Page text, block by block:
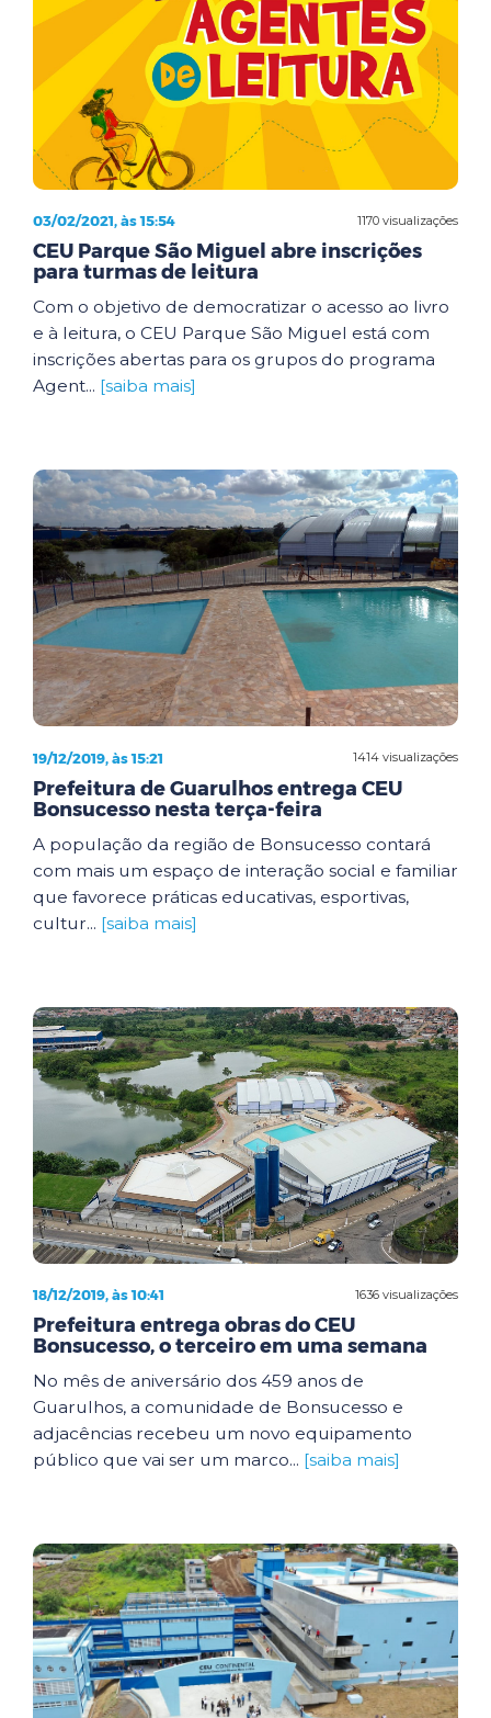
1170 visualizações
03/02/2021, às 15:54
CEU Parque São Miguel abre inscrições
para turmas de leitura
Com o objetivo de democratizar o acesso ao livro
e à leitura, o CEU Parque São Miguel está com
inscrições abertas para os grupos do programa
Agent... [saiba mais]
1414 visualizações
19/12/2019, às 15:21
Prefeitura de Guarulhos entrega CEU
Bonsucesso nesta terça-feira
A população da região de Bonsucesso contará
com mais um espaço de interação social e familiar
que favorece práticas educativas, esportivas,
cultur... [saiba mais]
1636 visualizações
18/12/2019, às 10:41
Prefeitura entrega obras do CEU
Bonsucesso, o terceiro em uma semana
No mês de aniversário dos 459 anos de
Guarulhos, a comunidade de Bonsucesso e
adjacências recebeu um novo equipamento
público que vai ser um marco... [saiba mais]